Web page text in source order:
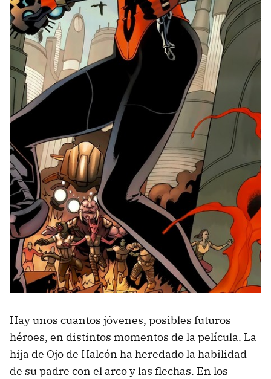
Hay unos cuantos jóvenes, posibles futuros
héroes, en distintos momentos de la película. La
hija de Ojo de Halcón ha heredado la habilidad
de su padre con el arco y las flechas. En los